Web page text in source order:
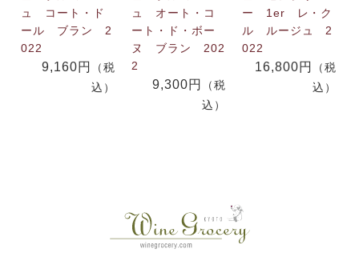
ュ コート・ド
ール ブラン 2
022
9,160円
（税
込）
ュ オート・コ
ート・ド・ボー
ヌ ブラン 202
2
9,300円
（税
込）
ー 1er レ・ク
ル ルージュ 2
022
16,800円
（税
込）